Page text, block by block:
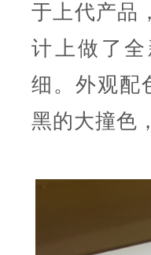
于上代产品
计上做了
细。外观配
黑的大撞色